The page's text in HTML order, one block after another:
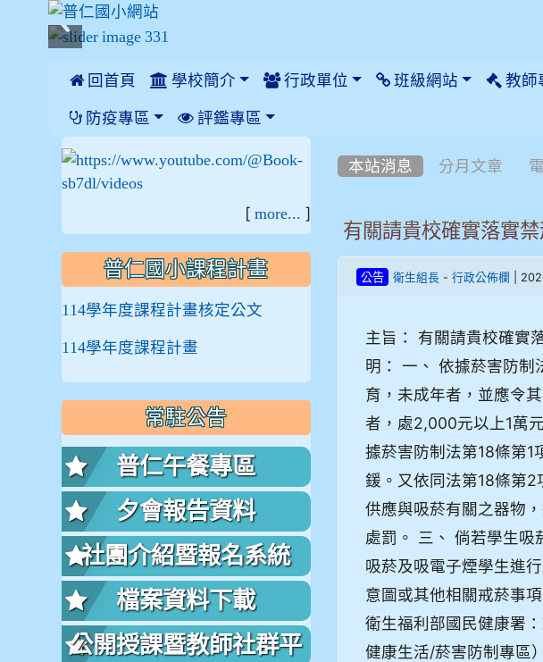
 回首頁 學校簡介 行政單位 班級網站 教師
防疫專區 評鑑專區
本站消息 分月文章
有關請貴校確實落實
公告 衛生組長 -行政公佈欄 |
主旨： 有關請貴校確實
明： 一、 依據菸害防
育，未成年者，並應令
者，處2,000元以上1萬
據菸害防制法第18條第1
鍰。又依同法第18條第
供應與吸菸有關之器物
處罰。 三、 倘若學生吸
吸菸及吸電子煙學生進
意圖或其他相關戒菸事
衛生福利部國民健康署：
健康生活/菸害防制專區
[ more... ]
普仁國小課程計畫
114學年度課程計畫核定公文
114學年度課程計畫
常駐公告
普仁午餐專區
夕會報告資料
社團介紹暨報名系統
檔案資料下載
公開授課暨教師社群平